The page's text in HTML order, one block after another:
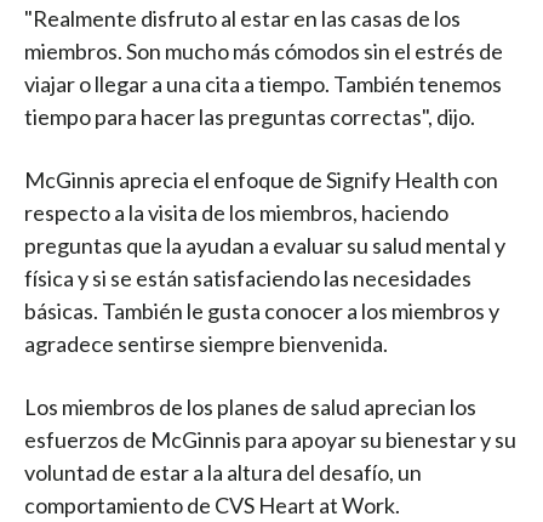
"Realmente disfruto al estar en las casas de los
miembros. Son mucho más cómodos sin el estrés de
viajar o llegar a una cita a tiempo. También tenemos
tiempo para hacer las preguntas correctas", dijo.
McGinnis aprecia el enfoque de Signify Health con
respecto a la visita de los miembros, haciendo
preguntas que la ayudan a evaluar su salud mental y
física y si se están satisfaciendo las necesidades
básicas. También le gusta conocer a los miembros y
agradece sentirse siempre bienvenida.
Los miembros de los planes de salud aprecian los
esfuerzos de McGinnis para apoyar su bienestar y su
voluntad de estar a la altura del desafío, un
comportamiento de CVS Heart at Work.